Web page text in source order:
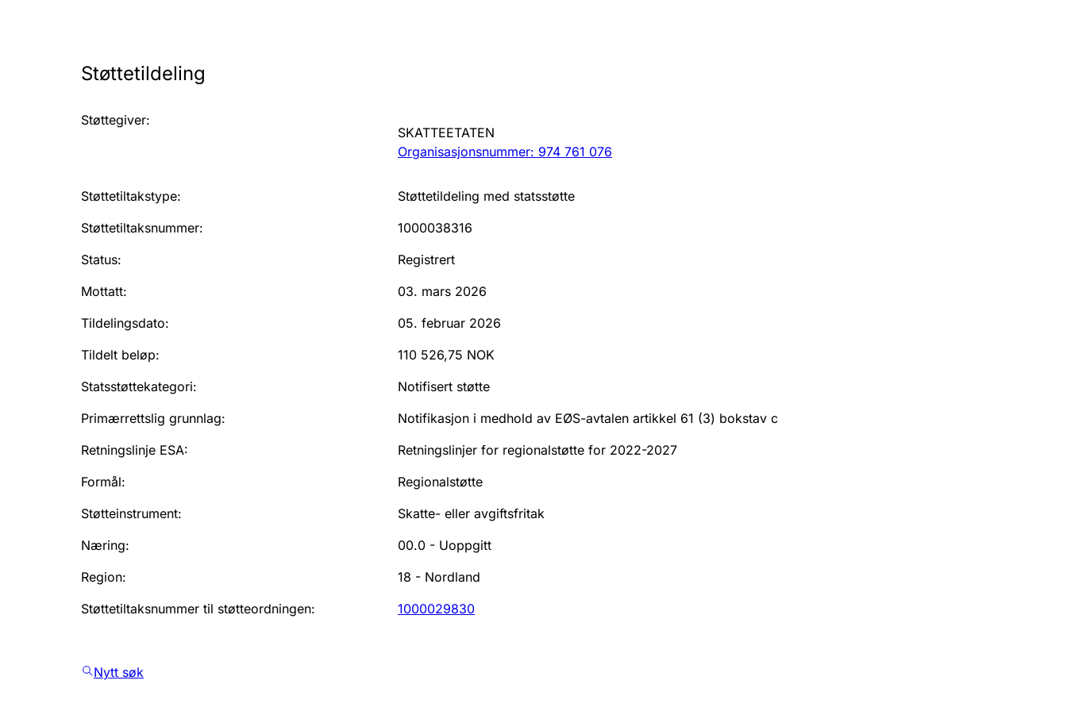
Støttetildeling
Støttegiver:
SKATTEETATEN
Organisasjonsnummer: 974 761 076
Støttetiltakstype:
Støttetildeling med statsstøtte
Støttetiltaksnummer:
1000038316
Status:
Registrert
Mottatt:
03. mars 2026
Tildelingsdato:
05. februar 2026
Tildelt beløp:
110 526,75 NOK
Statsstøttekategori:
Notifisert støtte
Primærrettslig grunnlag:
Notifikasjon i medhold av EØS-avtalen artikkel 61 (3) bokstav c
Retningslinje ESA:
Retningslinjer for regionalstøtte for 2022-2027
Formål:
Regionalstøtte
Støtteinstrument:
Skatte- eller avgiftsfritak
Næring: 00.0 - Uoppgitt
Region: 18 - Nordland
Støttetiltaksnummer til støtteordningen: 1000029830
Nytt søk